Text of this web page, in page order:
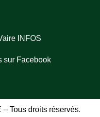
INFOS
sur Facebook
Tous droits réservés.